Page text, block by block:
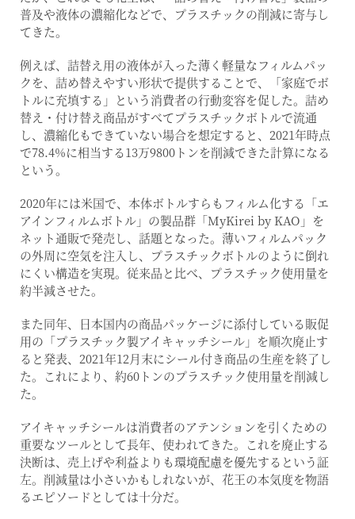
普及や液体の濃縮化などで、プラスチックの削減に寄与し
てきた。
例えば、詰替え用の液体が入った薄く軽量なフィルムパッ
クを、詰め替えやすい形状で提供することで、「家庭でボ
トルに充填する」という消費者の行動変容を促した。詰め
替え・付け替え商品がすべてプラスチックボトルで流通
し、濃縮化もできていない場合を想定すると、2021年時点
で78.4%に相当する13万9800トンを削減できた計算になる
という。
2020年には米国で、本体ボトルすらもフィルム化する「エ
アインフィルムボトル」の製品群「MyKirei by KAO」を
ネット通販で発売し、話題となった。薄いフィルムパック
の外周に空気を注入し、プラスチックボトルのように倒れ
にくい構造を実現。従来品と比べ、プラスチック使用量を
約半減させた。
また同年、日本国内の商品パッケージに添付している販促
用の「プラスチック製アイキャッチシール」を順次廃止す
ると発表、2021年12月末にシール付き商品の生産を終了し
た。これにより、約60トンのプラスチック使用量を削減し
た。
アイキャッチシールは消費者のアテンションを引くための
重要なツールとして長年、使われてきた。これを廃止する
決断は、売上げや利益よりも環境配慮を優先するという証
左。削減量は小さいかもしれないが、花王の本気度を物語
るエピソードとしては十分だ。